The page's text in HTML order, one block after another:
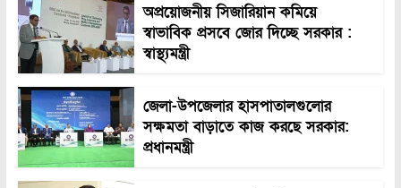
অপ্রয়োজনীয় সিজারিয়ান কমিয়ে
স্বাভাবিক প্রসবে জোর দিচ্ছে সরকার :
স্বাস্থ্যমন্ত্রী
জেলা-উপজেলার হাসপাতালগুলোর
সক্ষমতা বাড়াতে কাজ করছে সরকার:
প্রধানমন্ত্রী